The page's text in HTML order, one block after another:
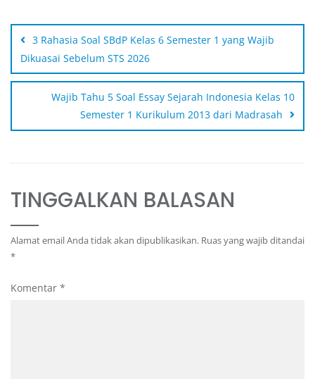
3 Rahasia Soal SBdP Kelas 6 Semester 1 yang Wajib
Dikuasai Sebelum STS 2026
Wajib Tahu 5 Soal Essay Sejarah Indonesia Kelas 10
Semester 1 Kurikulum 2013 dari Madrasah
TINGGALKAN BALASAN
Alamat email Anda tidak akan dipublikasikan. Ruas yang wajib ditandai
*
Komentar *